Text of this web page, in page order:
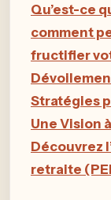
Qu’est-ce
comment
fructifier
Stratégies
Une Vision
Découvrez
retraite